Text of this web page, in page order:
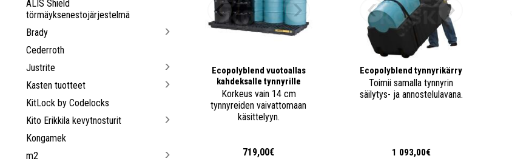
ALIS Shield
törmäyksenestojärjestelmä
Brady
Cederroth
Justrite
Kasten tuotteet
KitLock by Codelocks
Kito Erikkila kevytnosturit
Kongamek
m2
Ecopolyblend vuotoallas
kahdeksalle tynnyrille
Korkeus vain 14 cm
tynnyreiden vaivattomaan
käsittelyyn.
719,00€
Ecopolyblend tynnyrikärry
Toimii samalla tynnyrin
säilytys- ja annostelulavana.
1 093,00€